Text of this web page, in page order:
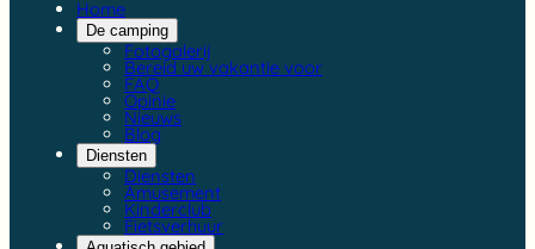
Home
De camping
Fotogalerij
Bereid uw vakantie voor
FAQ
Opinie
Nieuws
Blog
Diensten
Diensten
Amusement
Kinderclub
Fietsverhuur